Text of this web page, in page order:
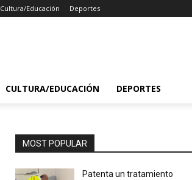
Cultura/Educación Deportes
CULTURA/EDUCACIÓN DEPORTES
MOST POPULAR
Patenta un tratamiento